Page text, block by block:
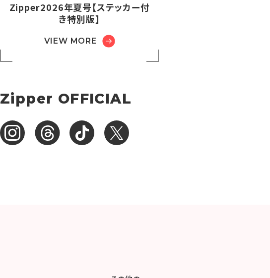
Zipper2026年夏号【ステッカー付
き特別版】
VIEW MORE
Zipper OFFICIAL